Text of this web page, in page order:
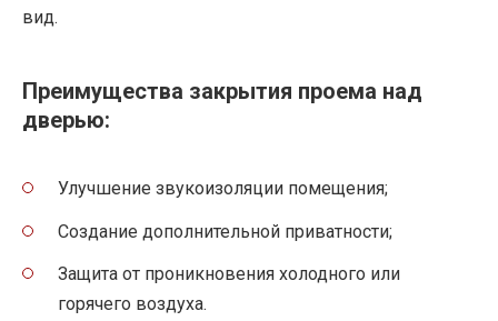
вид.
Преимущества закрытия проема над
дверью:
Улучшение звукоизоляции помещения;
Создание дополнительной приватности;
Защита от проникновения холодного или
горячего воздуха.